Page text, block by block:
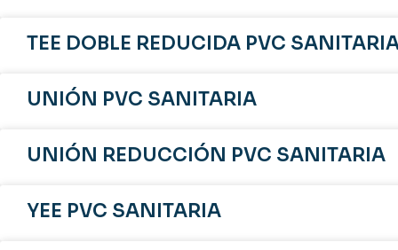
TEE DOBLE REDUCIDA PVC
UNIÓN PVC SANITARIA
UNIÓN REDUCCIÓN PVC SANITARIA
YEE PVC SANITARIA